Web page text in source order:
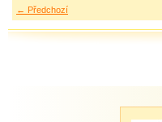
← Předchozí